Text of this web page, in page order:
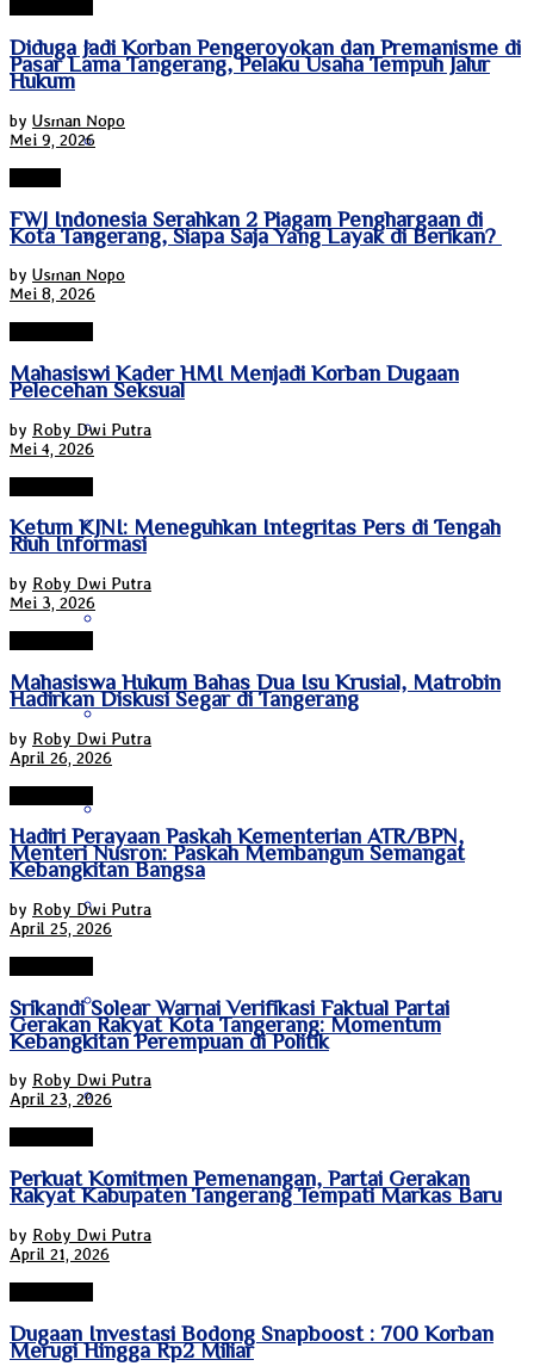
Nusa Tenggara Barat
Papua
Papua Pegunungan
Papua Selatan
Riau
Sulawesi Selatan
Sulawesi Tengah
Sulawesi Tenggara
Sulawesi Utara
Diduga Jadi Korban Pengeroyokan dan Premanisme di
Pasar Lama Tangerang, Pelaku Usaha Tempuh Jalur
Hukum
by Usman Nopo
Mei 9, 2026
FWJ Indonesia Serahkan 2 Piagam Penghargaan di
Kota Tangerang, Siapa Saja Yang Layak di Berikan?
by Usman Nopo
Mei 8, 2026
Mahasiswi Kader HMI Menjadi Korban Dugaan
Pelecehan Seksual
by Roby Dwi Putra
Mei 4, 2026
Ketum KJNI: Meneguhkan Integritas Pers di Tengah
Riuh Informasi
by Roby Dwi Putra
Mei 3, 2026
Mahasiswa Hukum Bahas Dua Isu Krusial, Matrobin
Hadirkan Diskusi Segar di Tangerang
by Roby Dwi Putra
April 26, 2026
Hadiri Perayaan Paskah Kementerian ATR/BPN,
Menteri Nusron: Paskah Membangun Semangat
Kebangkitan Bangsa
by Roby Dwi Putra
April 25, 2026
Srikandi Solear Warnai Verifikasi Faktual Partai
Gerakan Rakyat Kota Tangerang: Momentum
Kebangkitan Perempuan di Politik
by Roby Dwi Putra
April 23, 2026
​Perkuat Komitmen Pemenangan, Partai Gerakan
Rakyat Kabupaten Tangerang Tempati Markas Baru
by Roby Dwi Putra
April 21, 2026
Dugaan Investasi Bodong Snapboost : 700 Korban
Merugi Hingga Rp2 Miliar